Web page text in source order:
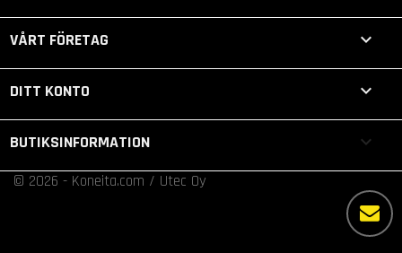
VÅRT FÖRETAG 
DITT KONTO 
BUTIKSINFORMATION keyboard_arrow_down
© 2026 - Koneita.com / Utec Oy